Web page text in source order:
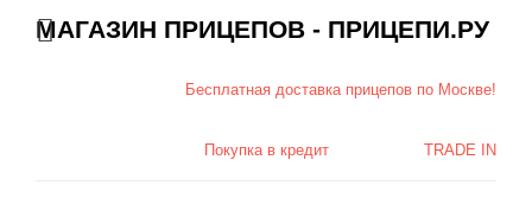
МАГАЗИН ПРИЦЕПОВ - ПРИЦЕПИ.РУ
Бесплатная доставкаприцепов по Москве!
TRADE IN
Покупка в кредит